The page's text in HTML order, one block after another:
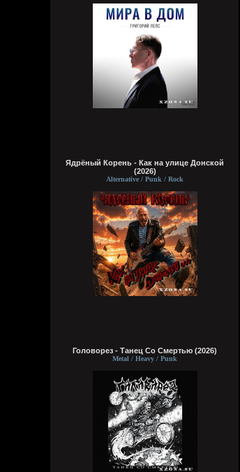
Ядрёный Корень - Как на улице Донской
(2026)
Alternative / Punk / Rock
Головорез - Tанец Со Смертью (2026)
Metal / Heavy / Punk